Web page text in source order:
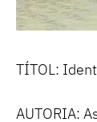
TÍTOL:
AUTORIA: